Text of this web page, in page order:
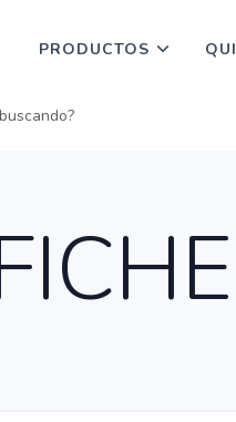
PRODUCTOS